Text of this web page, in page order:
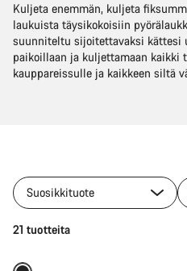
Kuljeta enemmän, kuljeta
laukuista täysikokoisiin
suunniteltu sijoitettavaksi kättesi
paikoillaan ja kuljettamaan
kauppareissulle ja kaikkeen siltä
Suosikkituote
21 tuotteita